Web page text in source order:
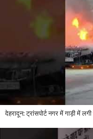
देहरादून: ट्रांसपोर्ट नगर में गाड़ी में